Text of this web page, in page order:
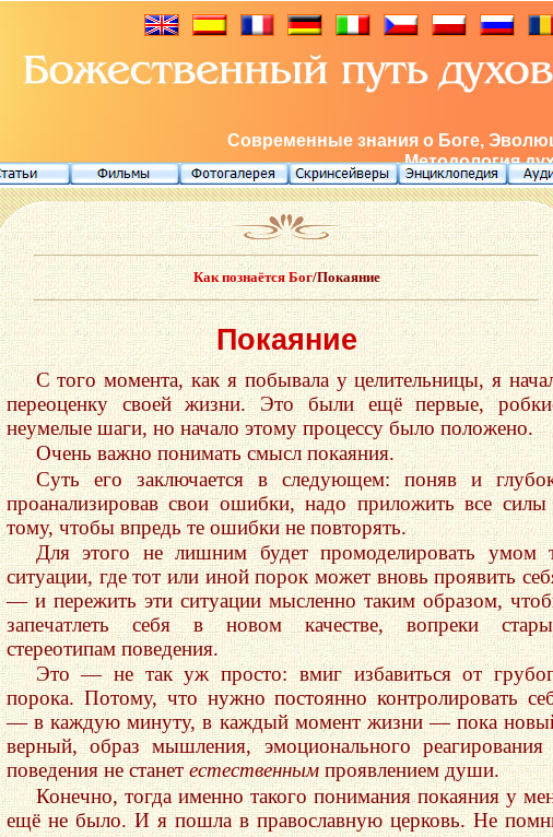
Современные знания о Боге,
Методология
Как познаётся Бог/Покаяние
Покаяние
С того момента, как я побывала у целительницы, я
переоценку своей жизни. Это были ещё первые,
неумелые шаги, но начало этому процессу было положено.
Очень важно понимать смысл покаяния.
Суть его заключается в следующем: поняв и
проанализировав свои ошибки, надо приложить все
тому, чтобы впредь те ошибки не повторять.
Для этого не лишним будет промоделировать умом
ситуации, где тот или иной порок может вновь проявить
— и пережить эти ситуации мысленно таким образом,
запечатлеть себя в новом качестве, вопреки
стереотипам поведения.
Это — не так уж просто: вмиг избавиться от
порока. Потому, что нужно постоянно контролировать
— в каждую минуту, в каждый момент жизни — пока
верный, образ мышления, эмоционального
поведения не станетестественнымпроявлением души.
Конечно, тогда именно такого понимания покаяния у
ещё не было. И я пошла в православную церковь. Не